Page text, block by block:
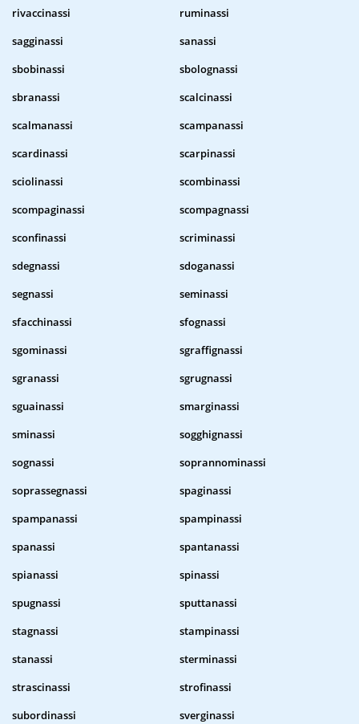
rivaccinassi
ruminassi
sagginassi
sanassi
sbobinassi
sbolognassi
sbranassi
scalcinassi
scalmanassi
scampanassi
scardinassi
scarpinassi
sciolinassi
scombinassi
scompaginassi
scompagnassi
sconfinassi
scriminassi
sdegnassi
sdoganassi
segnassi
seminassi
sfacchinassi
sfognassi
sgominassi
sgraffignassi
sgranassi
sgrugnassi
sguainassi
smarginassi
sminassi
sogghignassi
sognassi
soprannominassi
soprassegnassi
spaginassi
spampanassi
spampinassi
spanassi
spantanassi
spianassi
spinassi
spugnassi
sputtanassi
stagnassi
stampinassi
stanassi
sterminassi
strascinassi
strofinassi
subordinassi
sverginassi